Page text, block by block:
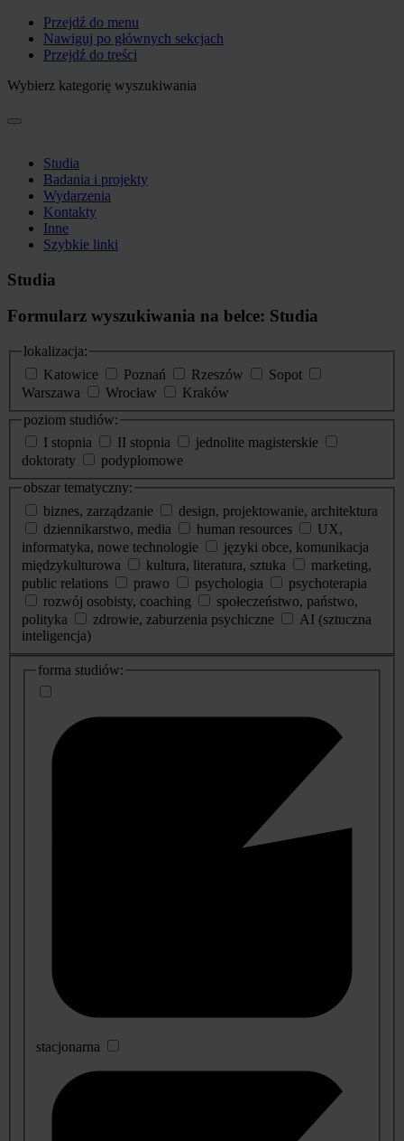
Przejdź do menu
Nawiguj po głównych sekcjach
Przejdź do treści
Wybierz kategorię wyszukiwania
Studia
Badania i projekty
Wydarzenia
Kontakty
Inne
Szybkie linki
Studia
Formularz wyszukiwania na belce: Studia
lokalizacja:
Katowice
Poznań Rzeszów
Sopot
Warszawa
Wrocław
Kraków
poziom studiów:
I stopnia
II stopnia
jednolite magisterskie
doktoraty
podyplomowe
obszar tematyczny:
biznes, zarządzanie
design, projektowanie, architektura
dziennikarstwo, media
human resources
UX,
informatyka, nowe technologie
języki obce, komunikacja
międzykulturowa
kultura, literatura, sztuka
marketing,
public relations
prawo psychologia
psychoterapia
rozwój osobisty, coaching
społeczeństwo, państwo,
polityka
zdrowie, zaburzenia psychiczne
AI (sztuczna
inteligencja)
dodatkowe
informacje
forma studiów:
stacjonarna